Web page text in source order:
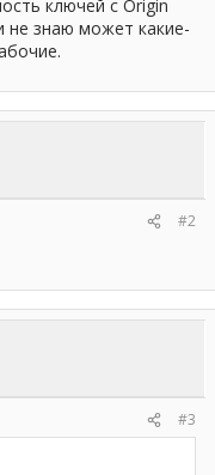
ключей с Origin
не знаю может какие-
#2
#3